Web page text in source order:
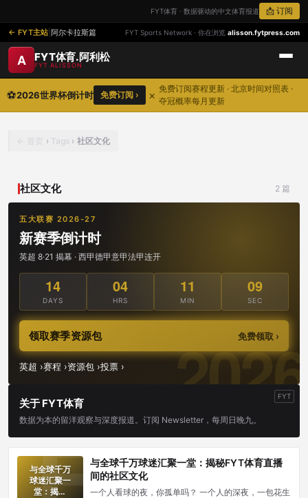
FYT体育 · 数据驱动的中文体育报道 📩 订阅
FYT主站 阿尔卡拉斯篇 FYT Sports Network · 你在浏览 alisson.fytpress.com
A FYT体育.阿利松
FYT ALISSON
⚽2026世界杯倒计时
免费订阅赛程更新 · 北京时间对照表 ·
夺冠概率每月更新
免费订阅 › ×
首页 › Tags › 社区文化
社区文化 2 篇
与全球千万
球迷汇聚一
堂：揭秘
与全球千万球迷汇聚一堂：揭秘FYT体育直播
间的社区文化
一个人看球的夜，你孤单吗？ 一个人的深夜，一包花生
五大联赛 2026-27
新赛季倒计时
英超 8·21 揭幕 · 西甲德甲意甲法甲连开
14
DAYS
04
HRS
11
MIN
09
SEC
领取赛季资源包 免费领取 ›
英超 ›赛程 ›资源包 ›投票 ›
FYT
关于 FYT体育
数据为本的留洋观察与深度报道。订阅 Newsletter，每周日晚九。